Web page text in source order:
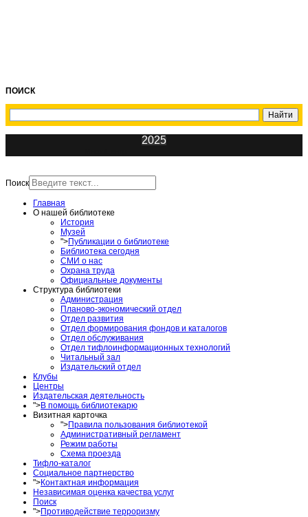
ПОИСК
2025
Поиск
Главная
О нашей библиотеке
История
Музей
">Публикации о библиотеке
Библиотека сегодня
СМИ о нас
Охрана труда
Официальные документы
Структура библиотеки
Администрация
Планово-экономический отдел
Отдел развития
Отдел формирования фондов и каталогов
Отдел обслуживания
Отдел тифлоинформационных технологий
Читальный зал
Издательский отдел
Клубы
Центры
Издательская деятельность
">В помощь библиотекарю
Визитная карточка
">Правила пользования библиотекой
Административный регламент
Режим работы
Схема проезда
Тифло-каталог
Социальное партнерство
">Контактная информация
Независимая оценка качества услуг
Поиск
">Противодействие терроризму